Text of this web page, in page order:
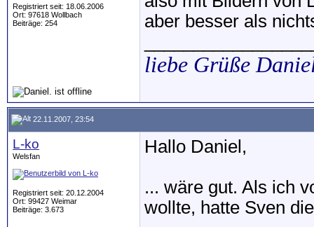
Registriert seit: 18.06.2006
Ort: 97618 Wollbach
Beiträge: 254
aber besser als
liebe Grüße
22.11.2007, 23:54
L-ko
Welsfan
Registriert seit: 20.12.2004
Ort: 99427 Weimar
Beiträge: 3.673
Hallo Daniel,
... wäre gut. Als ich
wollte, hatte Sven